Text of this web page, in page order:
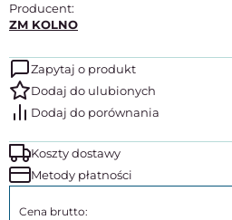
Producent:
ZM KOLNO
Zapytaj o produkt
Koszty dostawy
Metody płatności